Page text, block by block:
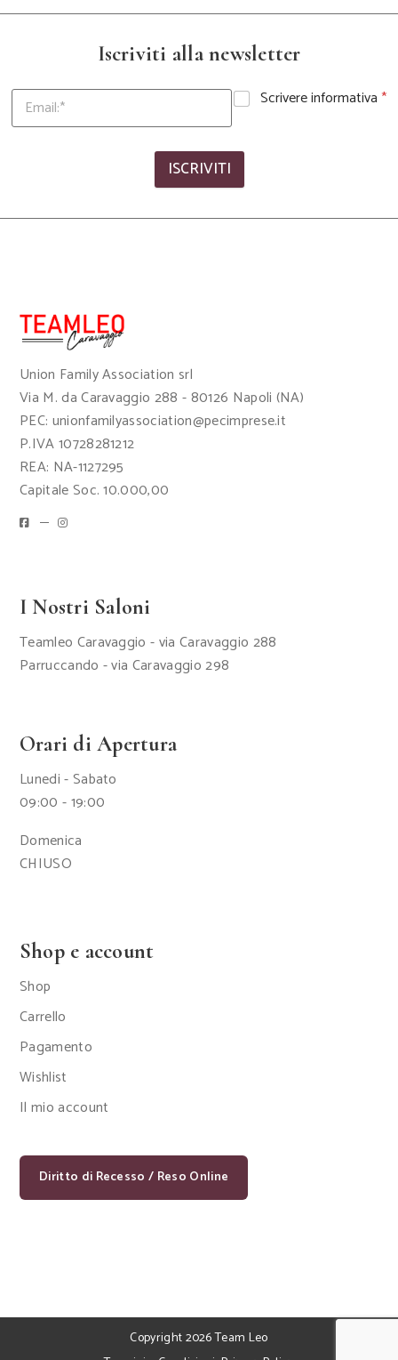
Scrivere informativa *
ISCRIVITI
Iscriviti alla newsletter
Union Family Association srl
Via M. da Caravaggio 288 - 80126 Napoli (NA)
PEC: unionfamilyassociation@pecimprese.it
P.IVA 10728281212
REA: NA-1127295
Capitale Soc. 10.000,00
I Nostri Saloni
Teamleo Caravaggio - via Caravaggio 288
Parruccando - via Caravaggio 298
Orari di Apertura
Lunedi - Sabato
09:00 - 19:00
Domenica
CHIUSO
Shop e account
Shop
Carrello
Pagamento
Wishlist
Il mio account
Diritto di Recesso / Reso Online
Copyright 2026 Team Leo